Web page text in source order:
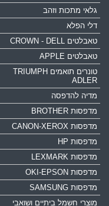
גלאי מתכות וזהב
דלי הפלא
טאבלטים CROWN - DELL
טאבלטים APPLE
טונרים תואמים TRIUMPH
ADLER
מדיה להדפסה
מדפסות BROTHER
מדפסות CANON-XEROX
מדפסות HP
מדפסות LEXMARK
מדפסות OKI-EPSON
מדפסות SAMSUNG
מוצרי חשמל ביתיים ושואבי